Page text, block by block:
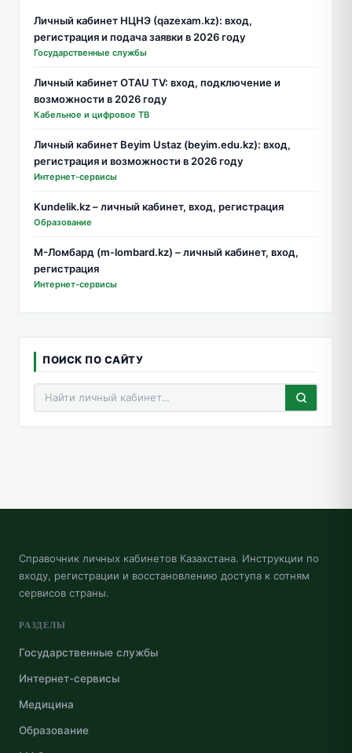
Личный кабинет НЦНЭ (qazexam.kz): вход,
регистрация и подача заявки в 2026 году
Государственные службы
Личный кабинет OTAU TV: вход, подключение и
возможности в 2026 году
Кабельное и цифровое ТВ
Личный кабинет Beyim Ustaz (beyim.edu.kz): вход,
регистрация и возможности в 2026 году
Интернет-сервисы
Kundelik.kz – личный кабинет, вход, регистрация
Образование
М-Ломбард (m-lombard.kz) – личный кабинет, вход,
регистрация
Интернет-сервисы
ПОИСК ПО САЙТУ
Справочник личных кабинетов Казахстана. Инструкции по
входу, регистрации и восстановлению доступа к сотням
сервисов страны.
РАЗДЕЛЫ
Государственные службы
Интернет-сервисы
Медицина
Образование